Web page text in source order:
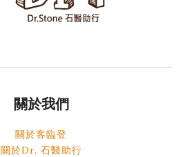
關於我們
關於客臨登
關於Dr. 石醫助行